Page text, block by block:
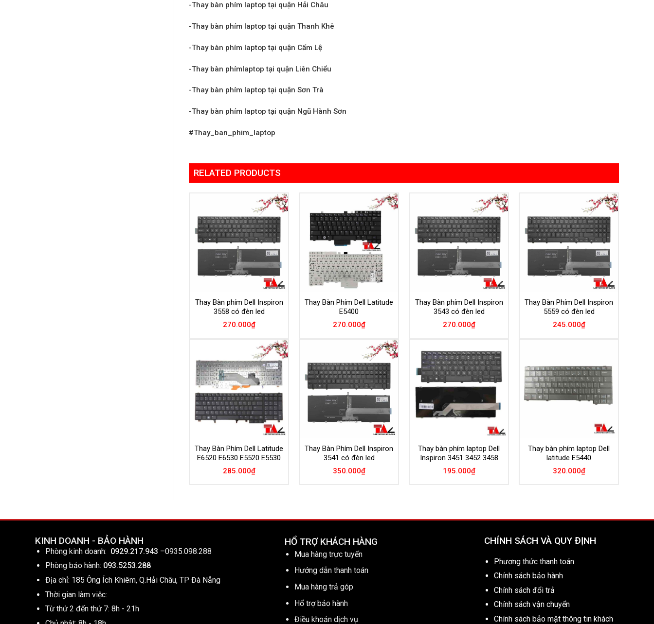
-Thay bàn phím laptop tại quận Hải Châu
-Thay bàn phím laptop tại quận Thanh Khê
-Thay bàn phím laptop tại quận Cẩm Lệ
-Thay bàn phímlaptop tại quận Liên Chiểu
-Thay bàn phím laptop tại quận Sơn Trà
-Thay bàn phím laptop tại quận Ngũ Hành Sơn
#Thay_ban_phim_laptop
RELATED PRODUCTS
Add to
Wishlist
Thay Bàn phím Dell Inspiron
3558 có đèn led
270.000₫
Add to
Wishlist
Thay Bàn Phím Dell Latitude
E5400
270.000₫
Add to
Wishlist
Thay Bàn phím Dell Inspiron
3543 có đèn led
270.000₫
Add to
Wishlist
Thay Bàn Phím Dell Inspiron
5559 có đèn led
245.000₫
Add to
Wishlist
Thay Bàn Phím Dell Latitude
E6520 E6530 E5520 E5530
285.000₫
Add to
Wishlist
Thay Bàn Phím Dell Inspiron
3541 có đèn led
350.000₫
Add to
Wishlist
Thay bàn phím laptop Dell
Inspiron 3451 3452 3458
195.000₫
Add to
Wishlist
Thay bàn phím laptop Dell
latitude E5440
320.000₫
KINH DOANH - BẢO HÀNH
Phòng kinh doanh: 0929.217.943 –0935.098.288
Phòng bảo hành: 093.5253.288
Địa chỉ: 185 Ông Ích Khiêm, Q.Hải Châu, TP Đà Nẵng
Thời gian làm việc:
Từ thứ 2 đến thứ 7: 8h - 21h
HỔ TRỢ KHÁCH HÀNG
Mua hàng trực tuyến
Hướng dẫn thanh toán
Mua hàng trả góp
Hổ trợ bảo hành
Điều khoản dịch vụ
CHÍNH SÁCH VÀ QUY ĐỊNH
Phương thức thanh toán
Chính sách bảo hành
Chính sách đổi trả
Chính sách vận chuyển
Chính sách bảo mật thông tin khách